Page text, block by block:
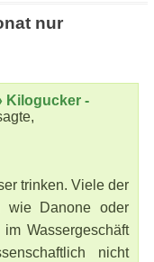
nur
Kilogucker -
trinken. Viele der
wie Danone oder
Wassergeschäft
nicht